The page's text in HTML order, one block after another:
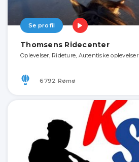
Se profil
Thomsens Ridecenter
Oplevelser, Rideture, Autentiske oplevelser
6792 Rømø